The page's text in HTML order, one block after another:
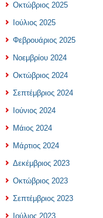
Οκτώβριος 2025
Ιούλιος 2025
Φεβρουάριος 2025
Νοεμβρίου 2024
Οκτώβριος 2024
Σεπτέμβριος 2024
Ιούνιος 2024
Μάιος 2024
Μάρτιος 2024
Δεκέμβριος 2023
Οκτώβριος 2023
Σεπτέμβριος 2023
Ιούλιος 2023